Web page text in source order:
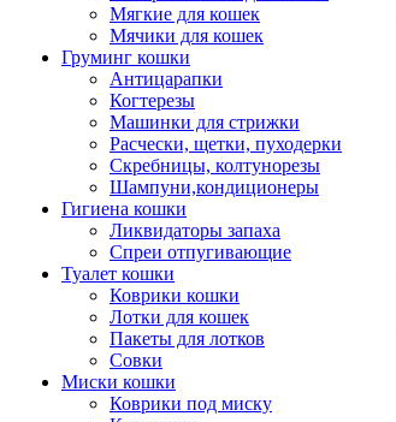
Мягкие для кошек
Мячики для кошек
Груминг кошки
Антицарапки
Когтерезы
Машинки для стрижки
Расчески, щетки, пуходерки
Скребницы, колтунорезы
Шампуни,кондиционеры
Гигиена кошки
Ликвидаторы запаха
Спреи отпугивающие
Туалет кошки
Коврики кошки
Лотки для кошек
Пакеты для лотков
Совки
Миски кошки
Коврики под миску